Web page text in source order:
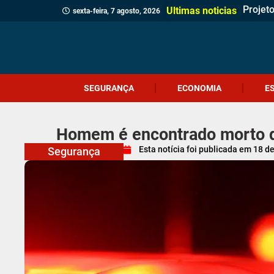
sexta-feira, 7 agosto, 2026 Ultimas noticias Dia
Corpo
Içara
Idosa
SEGURANÇA ECONOMIA
Homem é encontrado morto
Segurança Esta notícia foi publicada em 18